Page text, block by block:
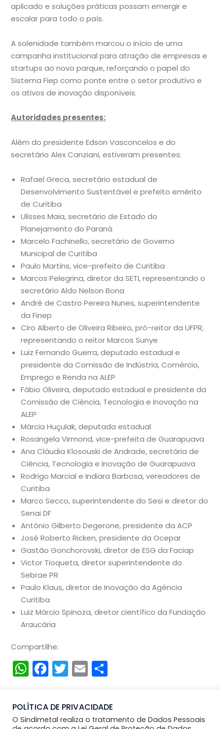
aplicado e soluções práticas possam emergir e
escalar para todo o país.
A solenidade também marcou o início de uma
campanha institucional para atração de empresas e
startups ao novo parque, reforçando o papel do
Sistema Fiep como ponte entre o setor produtivo e
os ativos de inovação disponíveis.
Autoridades presentes:
Além do presidente Edson Vasconcelos e do
secretário Alex Canziani, estiveram presentes:
Rafael Greca, secretário estadual de
Desenvolvimento Sustentável e prefeito emérito
de Curitiba
Ulisses Maia, secretário de Estado do
Planejamento do Paraná
Marcelo Fachinello, secretário de Governo
Municipal de Curitiba
Paulo Martins, vice-prefeito de Curitiba
Marcos Pelegrina, diretor da SETI, representando o
secretário Aldo Nelson Bona
André de Castro Pereira Nunes, superintendente
da Finep
Ciro Alberto de Oliveira Ribeiro, pró-reitor da UFPR,
representando o reitor Marcos Sunye
Luiz Fernando Guerra, deputado estadual e
presidente da Comissão de Indústria, Comércio,
Emprego e Renda na ALEP
Fábio Oliveira, deputado estadual e presidente da
Comissão de Ciência, Tecnologia e Inovação na
ALEP
Márcia Huçulak, deputada estadual
Rosangela Virmond, vice-prefeita de Guarapuava
Ana Cláudia Klosouski de Andrade, secretária de
Ciência, Tecnologia e Inovação de Guarapuava
Rodrigo Marcial e Indiara Barbosa, vereadores de
Curitiba
Marco Secco, superintendente do Sesi e diretor do
Senai DF
Antônio Gilberto Degerone, presidente da ACP
José Roberto Ricken, presidente da Ocepar
Gastão Gonchorovski, diretor de ESG da Faciap
Victor Tioqueta, diretor superintendente do
Sebrae PR
Paulo Klaus, diretor de Inovação da Agência
Curitiba
Luiz Márcio Spinoza, diretor científico da Fundação
Araucária
Compartilhe:
WhatsApp
Facebook
Twitter
Email
POLÍTICA DE PRIVACIDADE
O Sindimetal realiza o tratamento de Dados Pessoais